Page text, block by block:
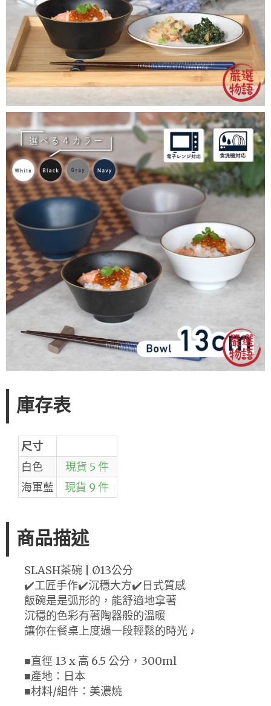
庫存表
尺寸
白色
現貨 5 件
海軍藍
現貨 9 件
商品描述
SLASH茶碗 | Ø13公分
✔️工匠手作✔️沉穩大方✔️日式質感
飯碗是是弧形的，能舒適地拿著
沉穩的色彩有著陶器般的溫暖
讓你在餐桌上度過一段輕鬆的時光 ♪
■直徑 13 x 高 6.5 公分，300ml
■產地：日本
■材料/組件：美濃燒